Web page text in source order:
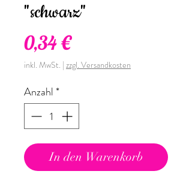
"schwarz"
0,34 €Preis
inkl. MwSt. | zzgl. Versandkosten
Anzahl*
In den Warenkorb